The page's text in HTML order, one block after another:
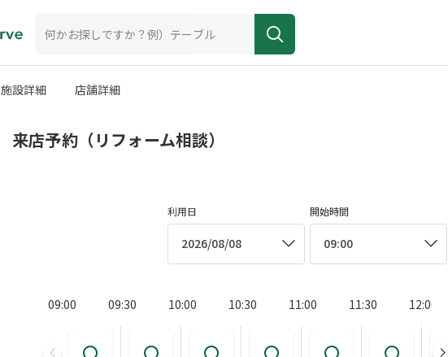
施設詳細 店舗詳細
来店予約（リフォーム相談）
利用日
2026/08/08
開始時間
09:00
09:00 09:30 10:00 10:30 11:00 11:30 12:00